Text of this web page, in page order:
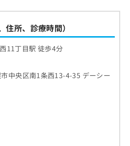
所、診療時間）
11丁目駅 徒歩4分
中央区南1条西13-4-35 デーシー